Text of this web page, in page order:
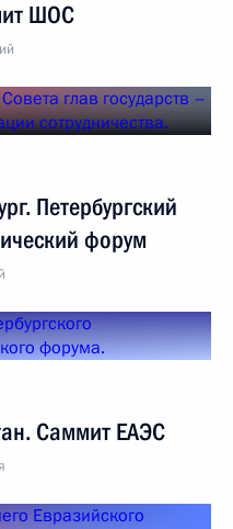
ШОС
Петербургский
форум
Саммит ЕАЭС